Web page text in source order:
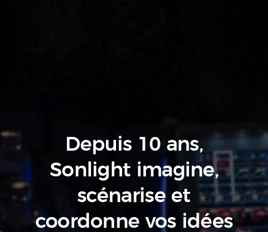
Depuis 10 ans,
Sonlight imagine,
scénariseet
coordonne vos idées